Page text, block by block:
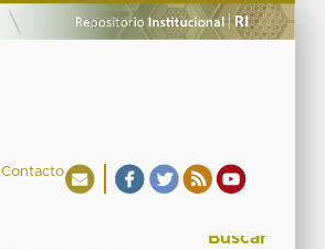
Contacto
Buscar